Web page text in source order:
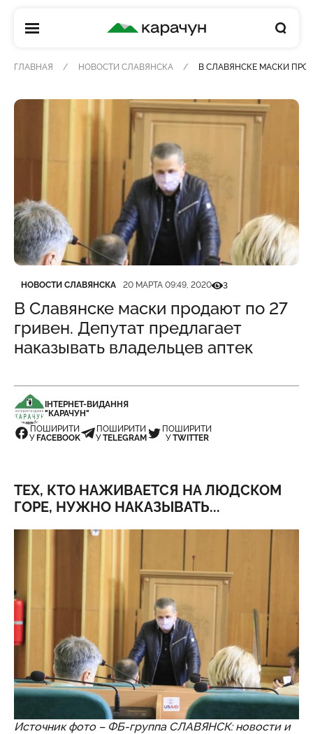
КАРАЧУН
ГЛАВНАЯ НОВОСТИ СЛАВЯНСКА В СЛАВЯНСКЕ МАСКИ
Категория
НОВОСТИ СЛАВЯНСКА
Дата публикации 20 МАРТА 09:49, 2020Кількість переглядів
3
В Славянске маски продают по 27
гривен. Депутат предлагает
наказывать владельцев аптек
ІНТЕРНЕТ-ВИДАННЯ
"КАРАЧУН"
ПОШИРИТИ
У FACEBOOK
ПОШИРИТИ
УTELEGRAM
ПОШИРИТИ
УTWITTER
ТЕХ, КТО НАЖИВАЕТСЯ НА ЛЮДСКОМ
ГОРЕ, НУЖНО НАКАЗЫВАТЬ...
Источник фото – ФБ-группа СЛАВЯНСК: новости и